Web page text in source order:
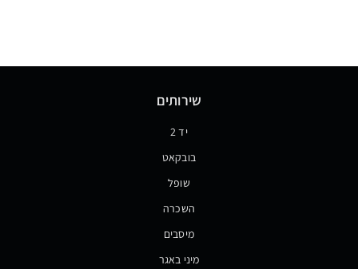
שירותים
יד 2
בובקאט
שופל
השכרה
מיסבים
מיני באגר